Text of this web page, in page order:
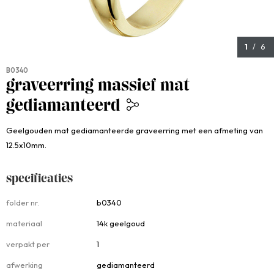
1 / 6
B0340
graveerring massief mat
gediamanteerd
1.799,00
Geelgouden mat gediamanteerde graveerring met een afmeting van
12.5x10mm.
specificaties
specificaties
folder nr. b0340
materiaal 14k geelgoud
verpakt per 1
afwerking gediamanteerd